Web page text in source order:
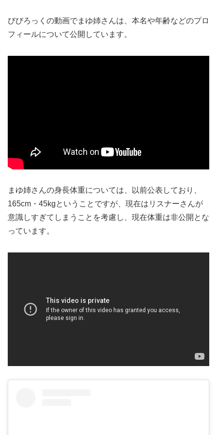
びびろっくの動画でまゆ姉さんは、本名や年齢などのプロ
フィールについて公開しています。
まゆ姉さんの身長体重については、以前公表しており、
165cm・45kgということですが、現在はリスナーさんが
意識しすぎてしまうことを考慮し、現在体重は非公開とな
っています。